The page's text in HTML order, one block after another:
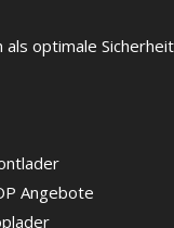
als optimale
Angebote